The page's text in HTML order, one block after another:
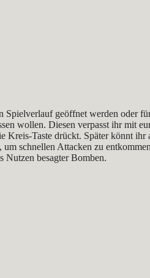
Spielverlauf geöffnet werden oder
wollen. Diesen verpasst ihr mit
Taste drückt. Später könnt ihr
schnellen Attacken zu
Nutzen besagter Bomben.